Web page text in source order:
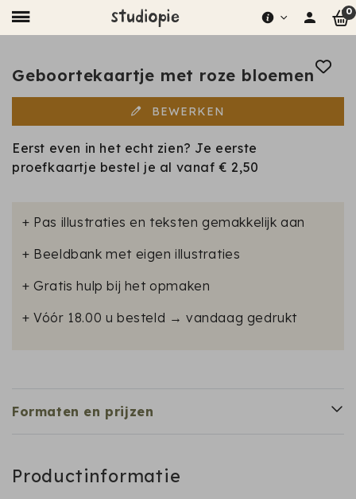
0
Geboortekaartje met roze bloemen
BEWERKEN
Eerst even in het echt zien? Je eerste
proefkaartje bestel je al vanaf€ 2,50
+ Pas illustraties en teksten gemakkelijk aan
+ Beeldbank met eigen illustraties
+ Gratis hulp bij het opmaken
+ Vóór 18.00 u besteld → vandaag gedrukt
Formaten en prijzen
Productinformatie